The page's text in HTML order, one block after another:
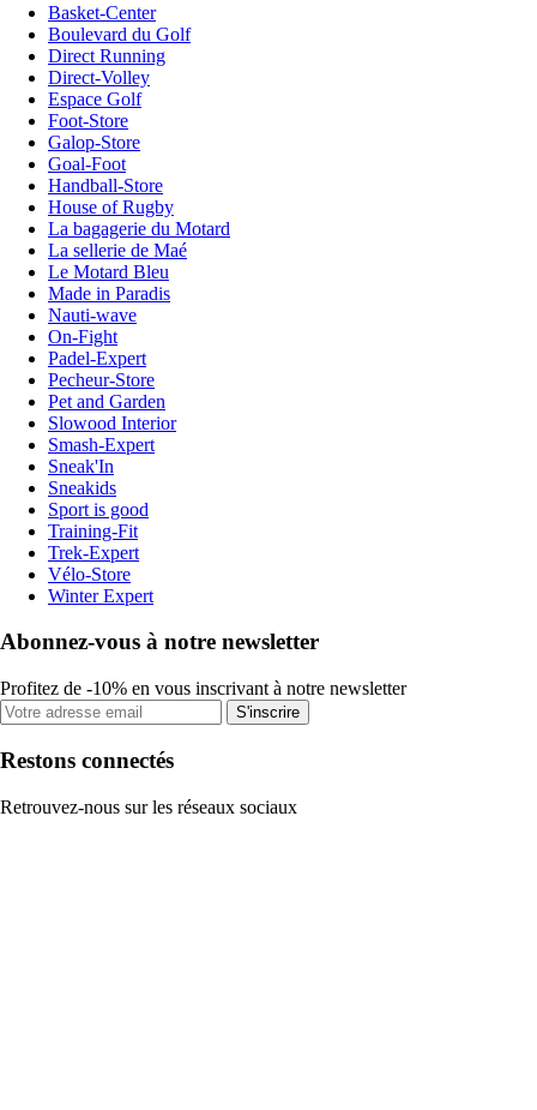
Basket-Center
Boulevard du Golf
Direct Running
Direct-Volley
Espace Golf
Foot-Store
Galop-Store
Goal-Foot
Handball-Store
House of Rugby
La bagagerie du Motard
La sellerie de Maé
Le Motard Bleu
Made in Paradis
Nauti-wave
On-Fight
Padel-Expert
Pecheur-Store
Pet and Garden
Slowood Interior
Smash-Expert
Sneak'In
Sneakids
Sport is good
Training-Fit
Trek-Expert
Vélo-Store
Winter Expert
Abonnez-vous à notre newsletter
Profitez de -10% en vous inscrivant à notre newsletter
S'inscrire
Restons connectés
Retrouvez-nous sur les réseaux sociaux